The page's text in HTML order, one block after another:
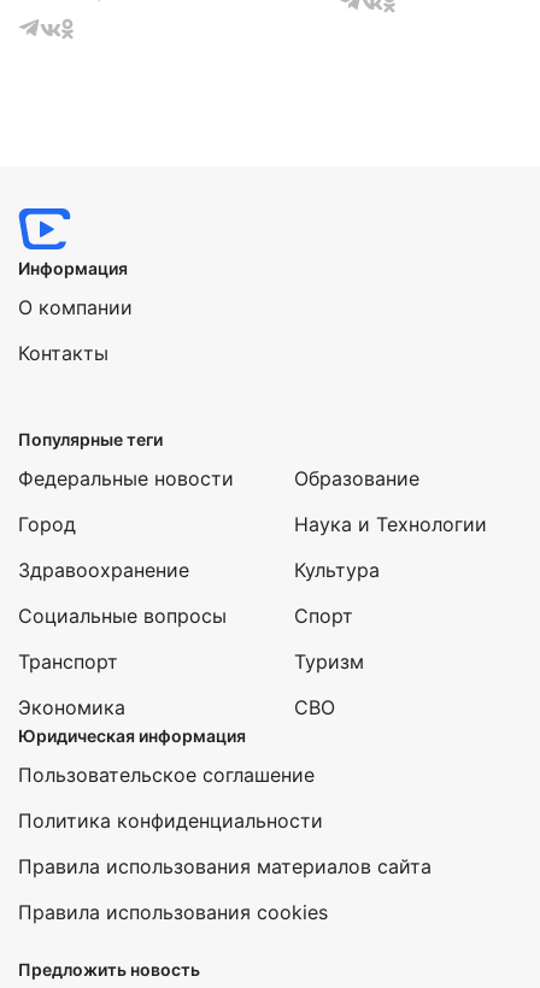
Информация
О компании
Контакты
Популярные теги
Федеральные новости
Город
Здравоохранение
Социальные вопросы
Транспорт
Экономика
Образование
Наука и Технологии
Культура
Спорт
Туризм
СВО
Юридическая информация
Пользовательское соглашение
Политика конфиденциальности
Правила использования материалов сайта
Правила использования cookies
Предложить новость